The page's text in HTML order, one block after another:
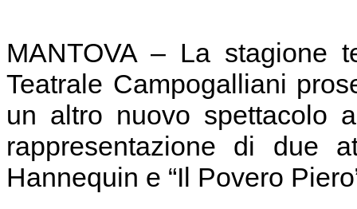
MANTOVA – La stagione
Teatrale Campogalliani
un altro nuovo spettacolo
rappresentazione di due
Hannequin e “Il Povero